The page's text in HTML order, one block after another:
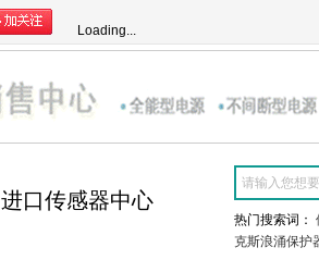
Loading...
进口传感器中心
热门搜索词：
克斯浪涌保护